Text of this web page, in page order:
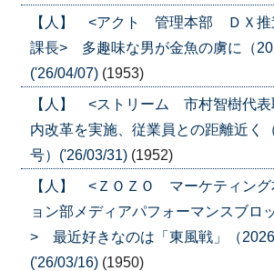
【人】 <アクト 管理本部 ＤＸ
課長> 多趣味な男が金魚の虜に（
('26/04/07) (1953)
【人】 <ストリーム 市村智樹代
内改革を実施、従業員との距離近く
号）('26/03/31) (1952)
【人】 <ＺＯＺＯ マーケティング
ョン部メディアパフォーマンスブ
> 最近好きなのは「東風戦」（2026
('26/03/16) (1950)